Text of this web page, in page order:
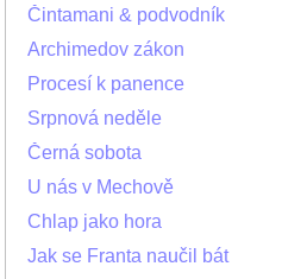
Čintamani & podvodník
Archimedov zákon
Procesí k panence
Srpnová neděle
Černá sobota
U nás v Mechově
Chlap jako hora
Jak se Franta naučil bát